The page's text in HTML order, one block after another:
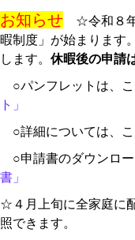
お知らせ ☆令和８年
暇制度」が始まります
します。 休暇後の申請
○パンフレットは
ト」
○詳細については、
○申請書のダウンロ
書」
☆４月上旬に全家庭に
照できます。